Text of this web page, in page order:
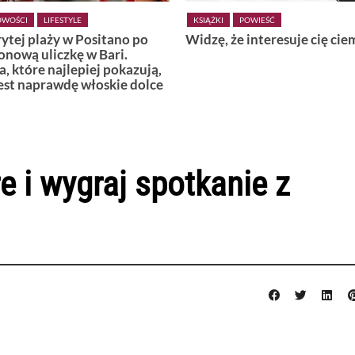
POWIEŚĆ
że interesuje cię ciemność
KSIĄŻKI POWIEŚĆ
Wiedźmy z Vardø
i wygraj spotkanie z